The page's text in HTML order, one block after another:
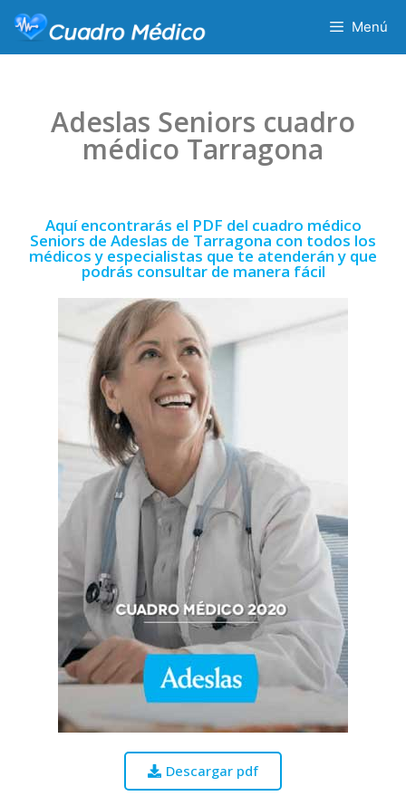
Menú
Adeslas Seniors cuadro
médico Tarragona
Aquí encontrarás el PDF del cuadro médico
Seniors de Adeslas de Tarragona con todos los
médicos y especialistas que te atenderán y que
podrás consultar de manera fácil
Descargar pdf